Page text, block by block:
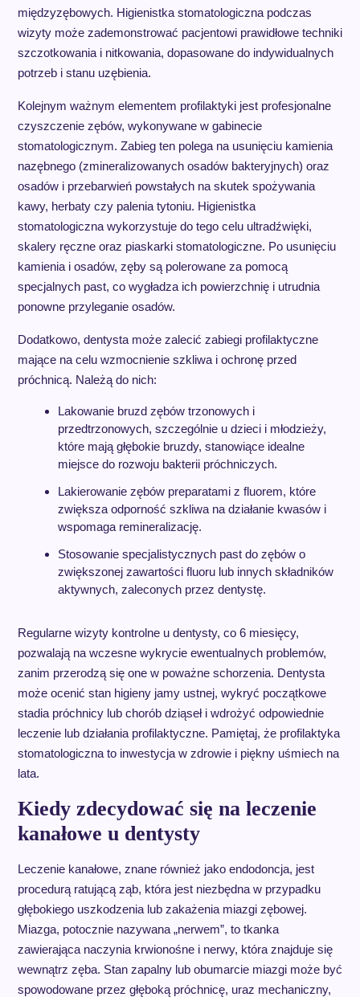
międzyzębowych. Higienistka stomatologiczna podczas
wizyty może zademonstrować pacjentowi prawidłowe techniki
szczotkowania i nitkowania, dopasowane do indywidualnych
potrzeb i stanu uzębienia.
Kolejnym ważnym elementem profilaktyki jest profesjonalne
czyszczenie zębów, wykonywane w gabinecie
stomatologicznym. Zabieg ten polega na usunięciu kamienia
nazębnego (zmineralizowanych osadów bakteryjnych) oraz
osadów i przebarwień powstałych na skutek spożywania
kawy, herbaty czy palenia tytoniu. Higienistka
stomatologiczna wykorzystuje do tego celu ultradźwięki,
skalery ręczne oraz piaskarki stomatologiczne. Po usunięciu
kamienia i osadów, zęby są polerowane za pomocą
specjalnych past, co wygładza ich powierzchnię i utrudnia
ponowne przyleganie osadów.
Dodatkowo, dentysta może zalecić zabiegi profilaktyczne
mające na celu wzmocnienie szkliwa i ochronę przed
próchnicą. Należą do nich:
Lakowanie bruzd zębów trzonowych i
przedtrzonowych, szczególnie u dzieci i młodzieży,
które mają głębokie bruzdy, stanowiące idealne
miejsce do rozwoju bakterii próchniczych.
Lakierowanie zębów preparatami z fluorem, które
zwiększa odporność szkliwa na działanie kwasów i
wspomaga remineralizację.
Stosowanie specjalistycznych past do zębów o
zwiększonej zawartości fluoru lub innych składników
aktywnych, zaleconych przez dentystę.
Regularne wizyty kontrolne u dentysty, co 6 miesięcy,
pozwalają na wczesne wykrycie ewentualnych problemów,
zanim przerodzą się one w poważne schorzenia. Dentysta
może ocenić stan higieny jamy ustnej, wykryć początkowe
stadia próchnicy lub chorób dziąseł i wdrożyć odpowiednie
leczenie lub działania profilaktyczne. Pamiętaj, że profilaktyka
stomatologiczna to inwestycja w zdrowie i piękny uśmiech na
lata.
Kiedy zdecydować się na leczenie
kanałowe u dentysty
Leczenie kanałowe, znane również jako endodoncja, jest
procedurą ratującą ząb, która jest niezbędna w przypadku
głębokiego uszkodzenia lub zakażenia miazgi zębowej.
Miazga, potocznie nazywana „nerwem”, to tkanka
zawierająca naczynia krwionośne i nerwy, która znajduje się
wewnątrz zęba. Stan zapalny lub obumarcie miazgi może być
spowodowane przez głęboką próchnicę, uraz mechaniczny,